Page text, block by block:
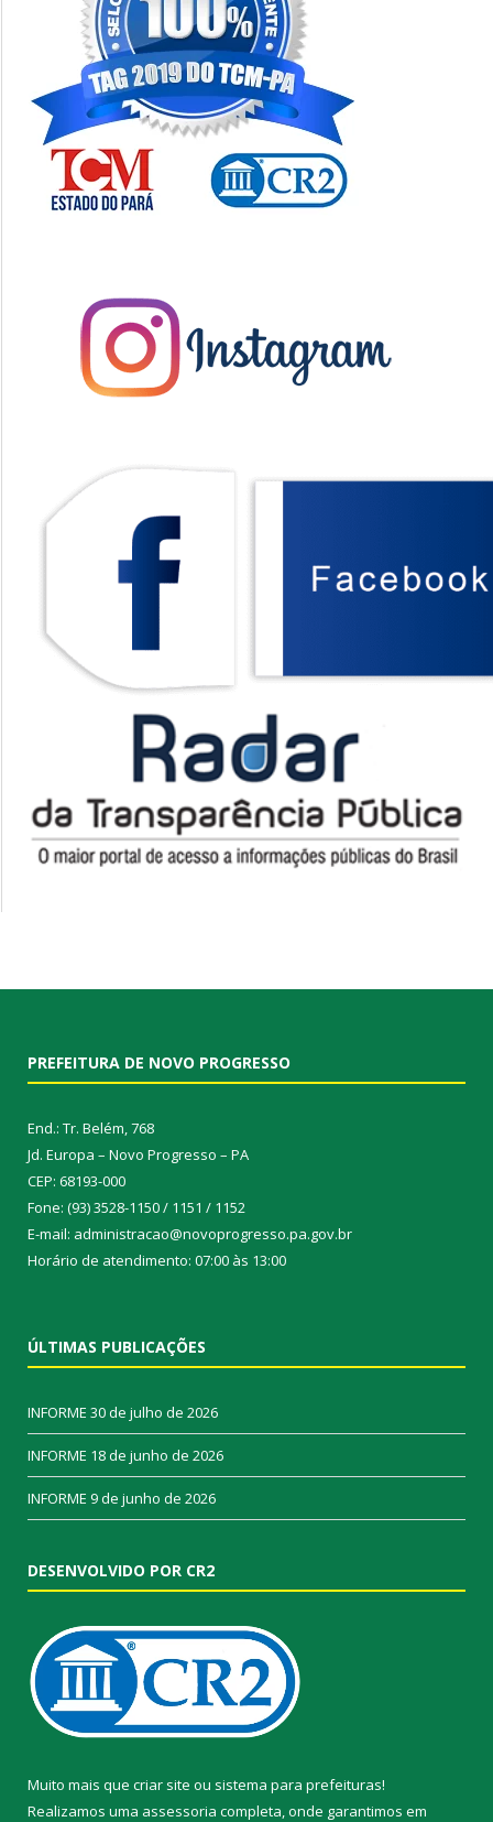
PREFEITURA DE NOVO PROGRESSO
End.: Tr. Belém, 768
Jd. Europa – Novo Progresso – PA
CEP: 68193-000
Fone: (93) 3528-1150 / 1151 / 1152
E-mail: administracao@novoprogresso.pa.gov.br
Horário de atendimento: 07:00 às 13:00
ÚLTIMAS PUBLICAÇÕES
INFORME 30 de julho de 2026
INFORME 18 de junho de 2026
INFORME 9 de junho de 2026
DESENVOLVIDO POR CR2
Muito mais que criar site ou sistema para prefeituras!
Realizamos uma assessoria completa, onde garantimos em